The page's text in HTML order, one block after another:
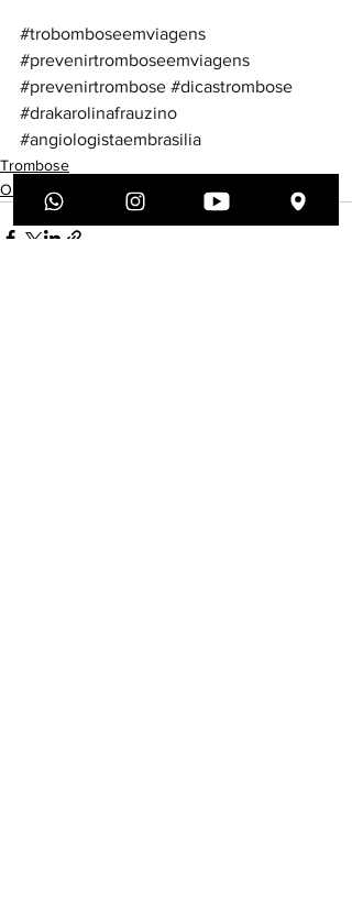
#trobomboseemviagens
#prevenirtromboseemviagens
#prevenirtrombose #dicastrombose
#drakarolinafrauzino
#angiologistaembrasilia
Trombose
Orientações aos pacientes